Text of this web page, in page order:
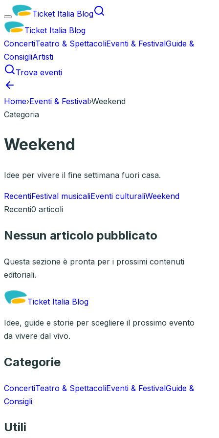
Ticket Italia Blog
Ticket Italia Blog
ConcertiTeatro & SpettacoliEventi & FestivalGuide &
ConsigliArtisti
Trova eventi
Home›Eventi & Festival›Weekend
Categoria
Weekend
Idee per vivere il fine settimana fuori casa.
RecentiFestival musicaliEventi culturaliWeekend
Recenti0 articoli
Nessun articolo pubblicato
Questa sezione è pronta per i prossimi contenuti
editoriali.
Ticket Italia Blog
Idee, guide e storie per scegliere il prossimo evento
da vivere dal vivo.
Categorie
ConcertiTeatro & SpettacoliEventi & FestivalGuide &
Consigli
Utili